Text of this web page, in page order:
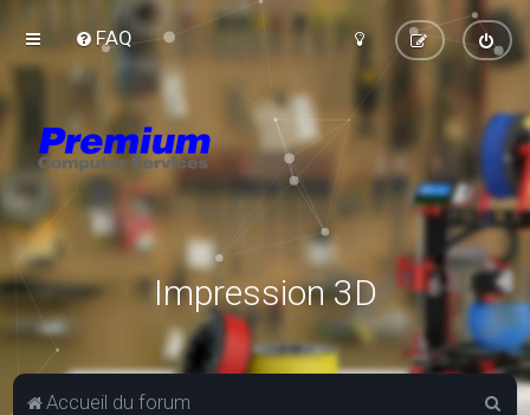
FAQ
Impression 3D
Accueil du forum